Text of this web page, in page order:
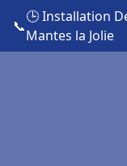
📞
🕒 Installation
Mantes la Jolie